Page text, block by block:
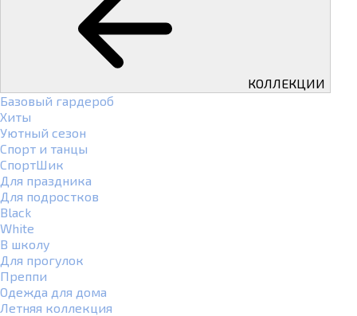
КОЛЛЕКЦИИ
Базовый гардероб
Хиты
Уютный сезон
Спорт и танцы
СпортШик
Для праздника
Для подростков
Black
White
В школу
Для прогулок
Преппи
Одежда для дома
Летняя коллекция